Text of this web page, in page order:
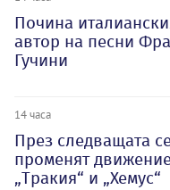
Почина
автор на песни
Гучини
14 часа
През следващата
променят
„Тракия“ и „Хемус“